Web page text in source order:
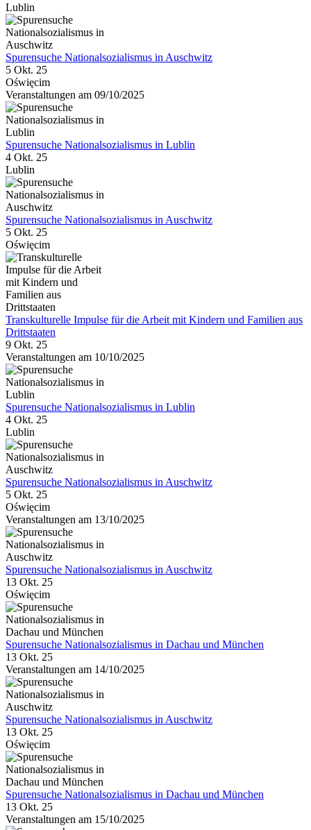
Lublin
Spurensuche Nationalsozialismus in Auschwitz
5 Okt. 25
Oświęcim
Veranstaltungen am 09/10/2025
Spurensuche Nationalsozialismus in Lublin
4 Okt. 25
Lublin
Spurensuche Nationalsozialismus in Auschwitz
5 Okt. 25
Oświęcim
Transkulturelle Impulse für die Arbeit mit Kindern und Familien aus
Drittstaaten
9 Okt. 25
Veranstaltungen am 10/10/2025
Spurensuche Nationalsozialismus in Lublin
4 Okt. 25
Lublin
Spurensuche Nationalsozialismus in Auschwitz
5 Okt. 25
Oświęcim
Veranstaltungen am 13/10/2025
Spurensuche Nationalsozialismus in Auschwitz
13 Okt. 25
Oświęcim
Spurensuche Nationalsozialismus in Dachau und München
13 Okt. 25
Veranstaltungen am 14/10/2025
Spurensuche Nationalsozialismus in Auschwitz
13 Okt. 25
Oświęcim
Spurensuche Nationalsozialismus in Dachau und München
13 Okt. 25
Veranstaltungen am 15/10/2025